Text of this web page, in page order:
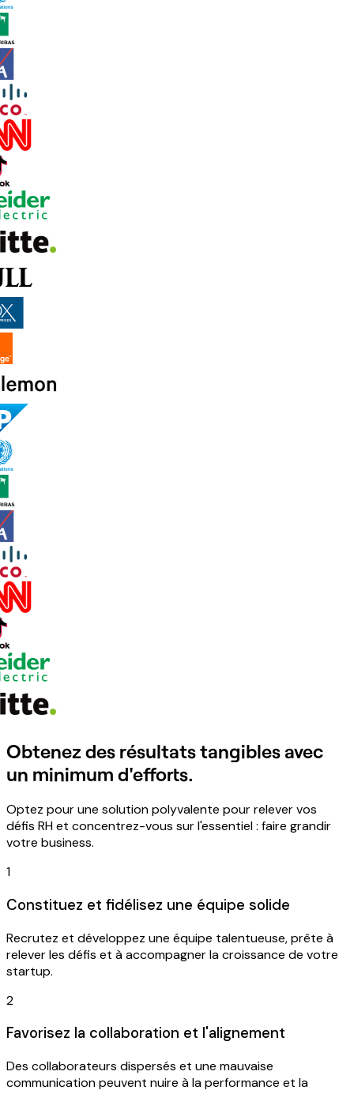
Obtenez des résultats tangibles avec
un minimum d'efforts.
Optez pour une solution polyvalente pour relever vos
défis RH et concentrez-vous sur l'essentiel : faire grandir
votre business.
1
Constituez et fidélisez une équipe solide
Recrutez et développez une équipe talentueuse, prête à
relever les défis et à accompagner la croissance de votre
startup.
2
Favorisez la collaboration et l'alignement
Des collaborateurs dispersés et une mauvaise
communication peuvent nuire à la performance et la